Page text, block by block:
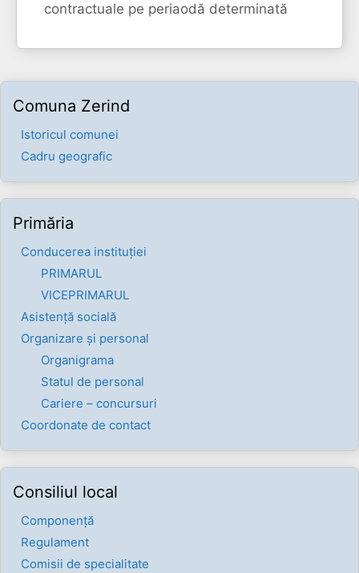
contractuale pe periaodă determinată
Comuna Zerind
Istoricul comunei
Cadru geografic
Primăria
Conducerea instituției
PRIMARUL
VICEPRIMARUL
Asistență socială
Organizare și personal
Organigrama
Statul de personal
Cariere – concursuri
Coordonate de contact
Consiliul local
Componenţă
Regulament
Comisii de specialitate